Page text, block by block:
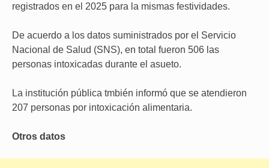
registrados en el 2025 para la mismas festividades.
De acuerdo a los datos suministrados por el Servicio
Nacional de Salud (SNS), en total fueron 506 las
personas intoxicadas durante el asueto.
La institución pública tmbién informó que se atendieron
207 personas por intoxicación alimentaria.
Otros datos